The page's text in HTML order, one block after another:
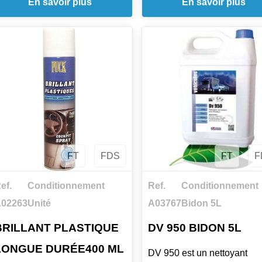
sur les tableaux de
et caoutchoucs. Il
les surfaces
et aide à les protéger
taches, qu'elles soient
cirées ou non. Son
par pulvérisation
d'unifier la brillance
un simple chiffon doux.
assouplir le cuir en
du soleil ou du chauffage
intérieur. Il s'utilise sur les
lisses d'ameublement,
vêtements, chaussures,
de voiture ou motos, après
préalable sur une zone
FT FDS
Conditionnement
Unité
PLASTIQUE
DURÉE400 ML
FT
Ref.
A03767
Conditionnement
Bidon 5L
DV 950 BIDON 5L
DV 950 est un nettoyant